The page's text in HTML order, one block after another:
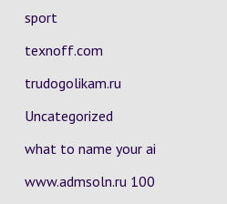
sport
texnoff.com
trudogolikam.ru
Uncategorized
what to name your ai
www.admsoln.ru 100